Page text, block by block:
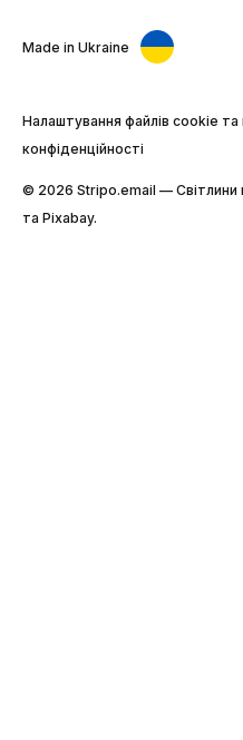
Made in Ukraine
Налаштування файлів cookie та
конфіденційності
© 2026 Stripо.email — Світлини
та Pixabay.